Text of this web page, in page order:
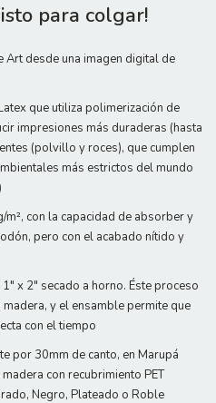
para colgar!
Art desde una imagen digital de
que utiliza polimerización de
impresiones más duraderas (hasta
(polvillo y roces), que cumplen
más estrictos del mundo
con la capacidad de absorber y
pero con el acabado nítido y
x 2" secado a horno. Éste proceso
y el ensamble permite que
con el tiempo
por 30mm de canto, en Marupá
con recubrimiento PET
Negro, Plateado o Roble